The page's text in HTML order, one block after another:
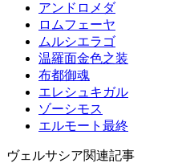
アンドロメダ
ロムフェーヤ
ムルシエラゴ
温羅面金色之装
布都御魂
エレシュキガル
ゾーシモス
エルモート最終
ヴェルサシア関連記事